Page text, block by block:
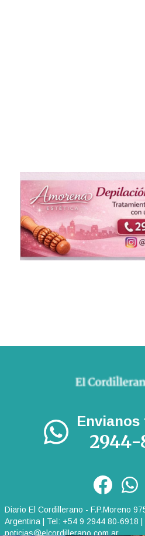
Envianos
2944-
Diario El Cordillerano - F.P.Moreno
Argentina | Tel: +54 9 2944 80-6918 |
noticias@elcordillerano.com.ar